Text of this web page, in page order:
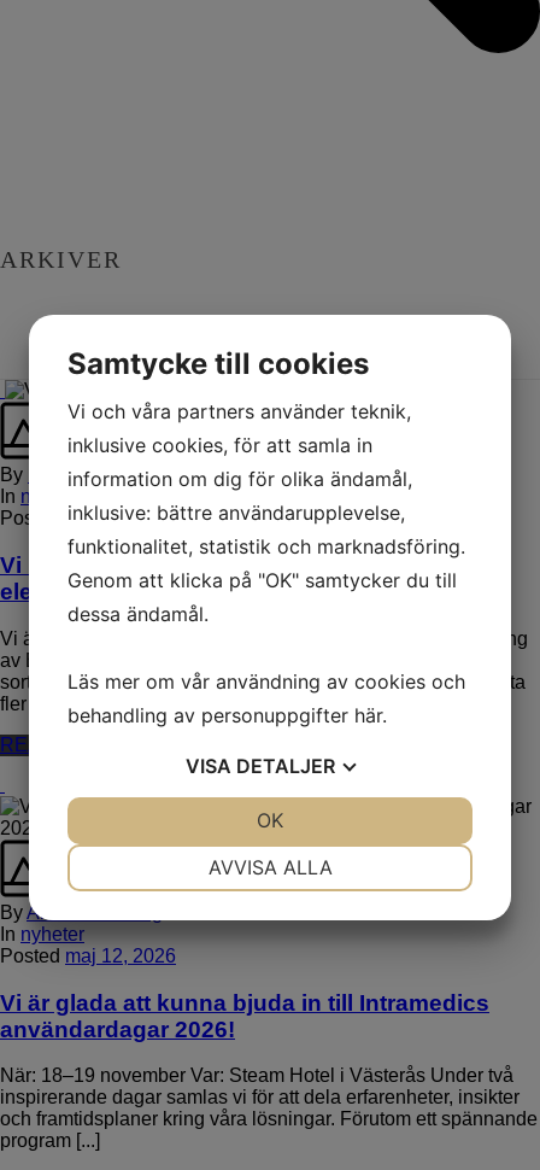
ARKIVER
By
Michael Santana
In nyheter
Posted
maj 18, 2026
Vi breddar vårt sortiment – nu erbjuder vi EKG
elektroder!
Vi är glada att kunna meddela att vi nu har påbörjat försäljning
av EKG‑elektroder som ett komplement till vårt befintliga
sortiment. Med ett brett och kvalitativt sortiment kan vi nu möta
fler [...]
READ MORE
ByAnders Norberg
In nyheter
Posted maj 12, 2026
Vi är glada att kunna bjuda in till Intramedics
användardagar 2026!
När: 18–19 november Var: Steam Hotel i Västerås Under två
inspirerande dagar samlas vi för att dela erfarenheter, insikter
och framtidsplaner kring våra lösningar. Förutom ett spännande
program [...]
Samtycke till cookies
Vi och våra partners använder teknik,
inklusive cookies, för att samla in
information om dig för olika ändamål,
inklusive: bättre användarupplevelse,
funktionalitet, statistik och marknadsföring.
Genom att klicka på "OK" samtycker du till
dessa ändamål.
Läs mer om vår användning av cookies och
behandling av personuppgifter här.
VISA DETALJER
AVVISA ALLA
OK